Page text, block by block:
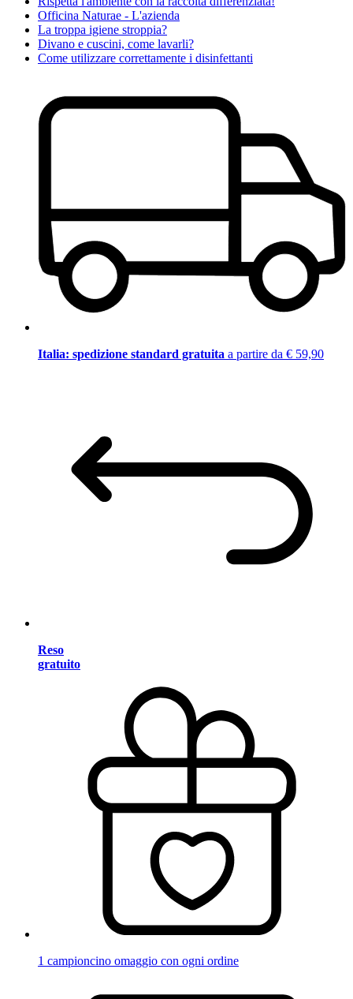
Officina Naturae - L'azienda
La troppa igiene stroppia?
Divano e cuscini, come lavarli?
Come utilizzare correttamente i disinfettanti
Italia: spedizione standard gratuita a partire da € 59,90
Reso
gratuito
1 campioncino omaggio con ogni ordine